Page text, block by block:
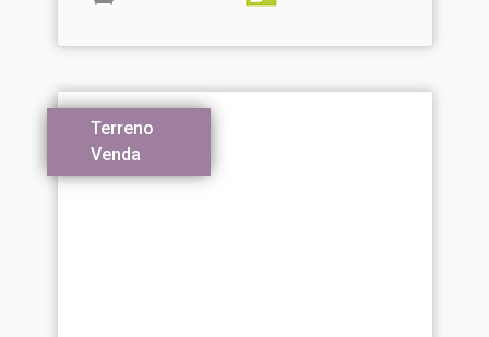
Terreno
Venda